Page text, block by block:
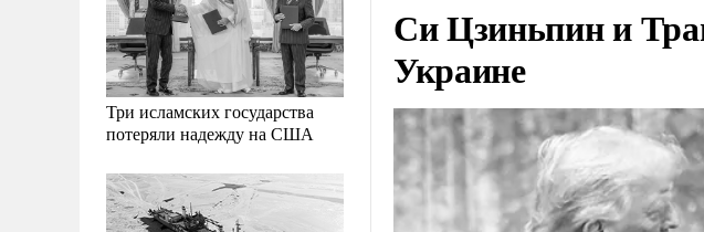
Три исламских государства
потеряли надежду на США
Си Цзиньпин и
Украине